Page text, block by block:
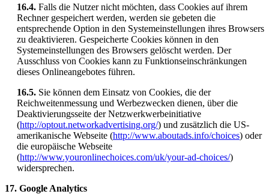
16.4. Falls die Nutzer nicht möchten, dass Cookies auf ihrem
Rechner gespeichert werden, werden sie gebeten die
entsprechende Option in den Systemeinstellungen ihres Browsers
zu deaktivieren. Gespeicherte Cookies können in den
Systemeinstellungen des Browsers gelöscht werden. Der
Ausschluss von Cookies kann zu Funktionseinschränkungen
dieses Onlineangebotes führen.
16.5. Sie können dem Einsatz von Cookies, die der
Reichweitenmessung und Werbezwecken dienen, über die
Deaktivierungsseite der Netzwerkwerbeinitiative
(http://optout.networkadvertising.org/) und zusätzlich die US-
amerikanische Webseite (http://www.aboutads.info/choices) oder
die europäische Webseite
(http://www.youronlinechoices.com/uk/your-ad-choices/)
widersprechen.
17. Google Analytics